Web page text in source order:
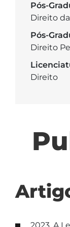
Pós-
Direito
Pós-
Direito
Direito